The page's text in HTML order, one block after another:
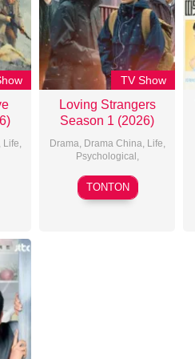
Life,
TV Show
Loving Strangers
Season 1 (2026)
Drama, Drama China, Life,
Psychological ,
10
Jan
TONTON